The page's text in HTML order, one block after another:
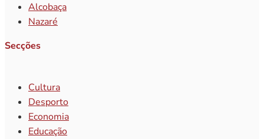
Alcobaça
Nazaré
Secções
Cultura
Desporto
Economia
Educação